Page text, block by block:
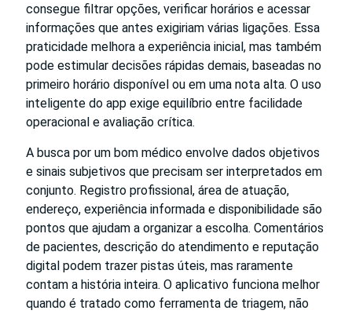
consegue filtrar opções, verificar horários e acessar
informações que antes exigiriam várias ligações. Essa
praticidade melhora a experiência inicial, mas também
pode estimular decisões rápidas demais, baseadas no
primeiro horário disponível ou em uma nota alta. O uso
inteligente do app exige equilíbrio entre facilidade
operacional e avaliação crítica.
A busca por um bom médico envolve dados objetivos
e sinais subjetivos que precisam ser interpretados em
conjunto. Registro profissional, área de atuação,
endereço, experiência informada e disponibilidade são
pontos que ajudam a organizar a escolha. Comentários
de pacientes, descrição do atendimento e reputação
digital podem trazer pistas úteis, mas raramente
contam a história inteira. O aplicativo funciona melhor
quando é tratado como ferramenta de triagem, não